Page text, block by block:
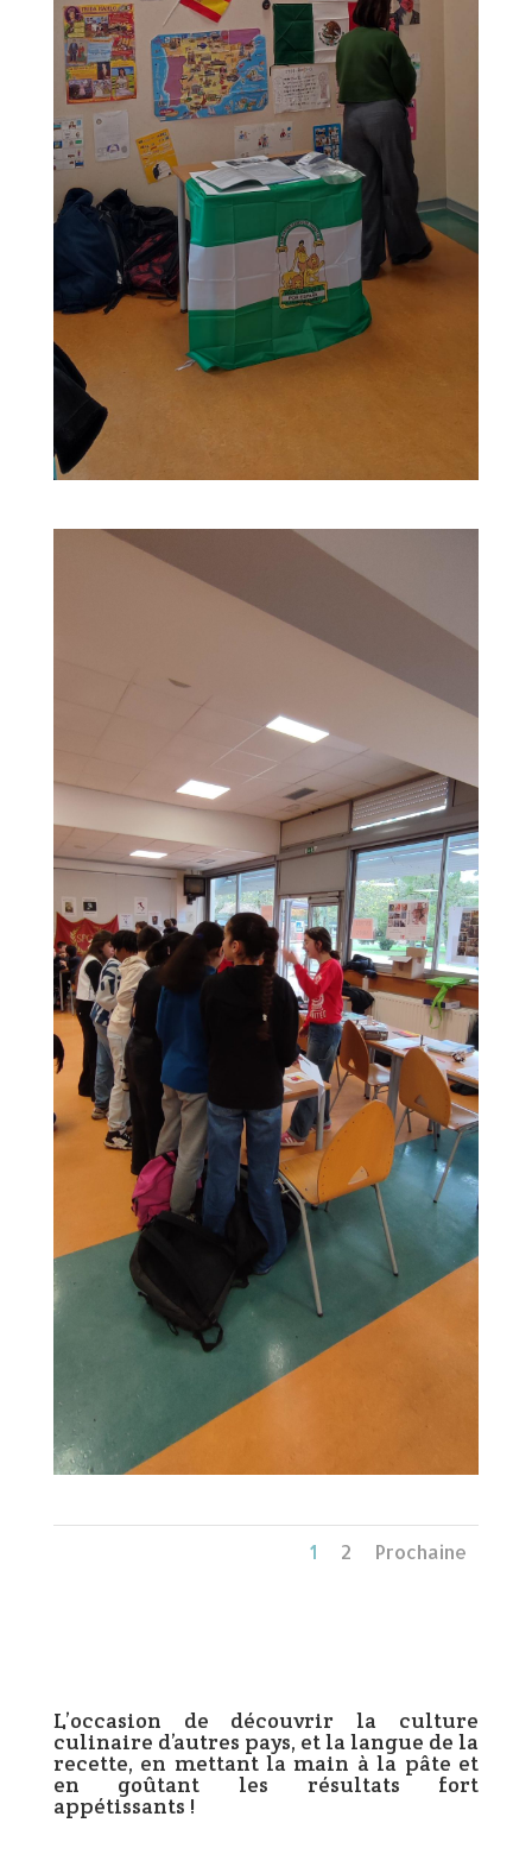
1 2 Prochaine
L’occasion de découvrir la culture
culinaire d’autres pays, et la langue de la
recette, en mettant la main à la pâte et
en goûtant les résultats fort
appétissants !